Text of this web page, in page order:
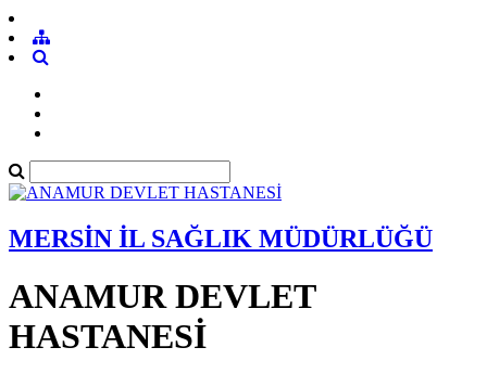
MERSİN İL SAĞLIK MÜDÜRLÜĞÜ
ANAMUR DEVLET
HASTANESİ